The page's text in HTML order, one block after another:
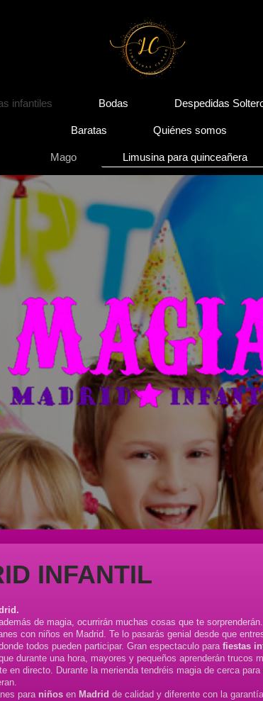
infantiles Bodas Despedidas
Baratas Quiénes somos
Mago Limusina para quinceañera
INFANTIL
de magia, ocurrirán muchas cosas que te
con niños en Madrid. Te lo pasarás genial desde que
todos pueden participar. Gran espectaculo para fiestas
durante una hora, mayores y pequeños aprenderán trucos
en directo. Durante la merienda tendréis magia de cerca
para niños en Madrid de calidad y diferente con la